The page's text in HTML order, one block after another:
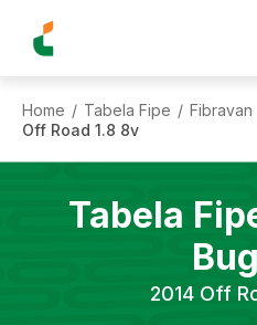
Home / Tabela Fipe / Fibravan
Off Road 1.8 8v
Tabela
2014 Off